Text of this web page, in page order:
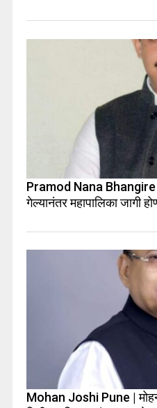
Pramod Nana Bhangire
गेल्यानंतर महापालिका जागी
Mohan Joshi Pune |